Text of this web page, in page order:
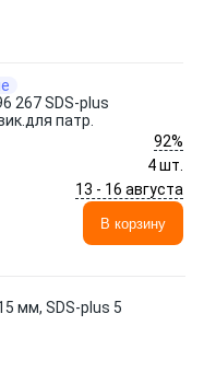
267 SDS-plus
патр.
92%
4 шт.
13 - 16 августа
В корзину
мм, SDS-plus 5